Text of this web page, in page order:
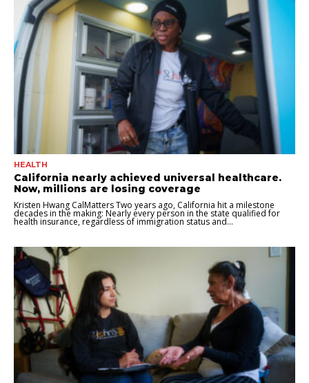
HEALTH
California nearly achieved universal healthcare.
Now, millions are losing coverage
Kristen Hwang CalMatters Two years ago, California hit a milestone
decades in the making: Nearly every person in the state qualified for
health insurance, regardless of immigration status and...